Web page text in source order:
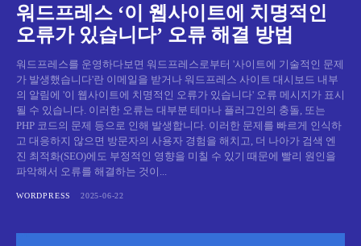
워드프레스 ‘이 웹사이트에 치명적인
오류가 있습니다’ 오류 해결 방법
워드프레스를 운영하다보면 워드프레스로부터 '사이트에 기술적인 문제
가 발생했습니다'란 이메일을 받거나 워드프레스 사이트 대시보드 내부
의 알림에 '이 웹사이트에 치명적인 오류가 있습니다' 오류 메시지가 표시
될 수 있습니다. 이러한 오류는 대부분 테마나 플러그인의 충돌, 또는
PHP 코드의 문제 등으로 인해 발생합니다. 이러한 문제를 빠르게 인식하
고 대응하지 않으면 방문자의 사용자 경험을 해치고, 더 나아가 검색 엔
진 최적화(SEO)에도 부정적인 영향을 미칠 수 있기 때문에 빨리 원인을
파악해서 오류를 해결하는 것이...
WORDPRESS 2025-06-22